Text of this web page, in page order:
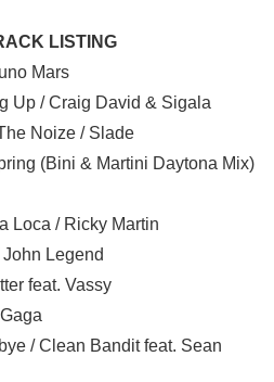
LISTING
Mars
Up / Craig David & Sigala
Noize / Slade
(Bini & Martini Daytona Mix)
Loca / Ricky Martin
Legend
feat. Vassy
/ Clean Bandit feat. Sean